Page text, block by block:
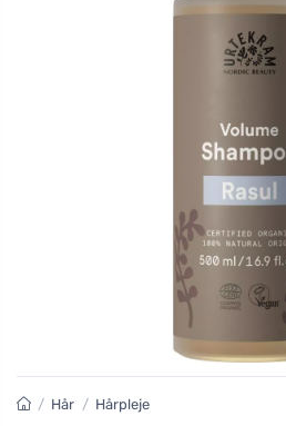
/ Hår / Hårpleje